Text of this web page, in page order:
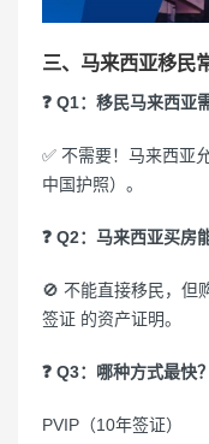
三、马来西亚移民
❓ Q1：移民马来西亚
✅ 不需要！马来西亚
中国护照）。
❓ Q2：马来西亚买房
🚫 不能直接移民，但
签证 的资产证明。
❓ Q3：哪种方式最快？
PVIP（10年签证）